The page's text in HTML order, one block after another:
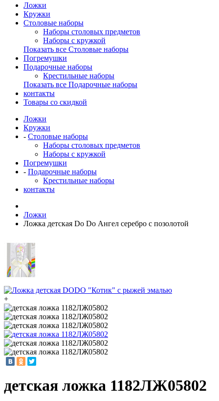
Ложки
Кружки
Столовые наборы
Наборы столовых предметов
Наборы с кружкой
Показать все Столовые наборы
Погремушки
Подарочные наборы
Крестильные наборы
Показать все Подарочные наборы
контакты
Товары со скидкой
Ложки
Кружки
- Столовые наборы
Наборы столовых предметов
Наборы с кружкой
Погремушки
- Подарочные наборы
Крестильные наборы
контакты
Ложки
Ложка детская Do Do Ангел серебро с позолотой
+
детская ложка 1182ЛЖ05802